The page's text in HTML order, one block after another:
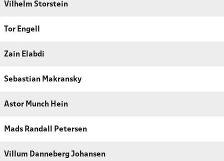
Vilhelm Storstein
Tor Engell
Zain Elabdi
Sebastian Makransky
Astor Munch Hein
Mads Randall Petersen
Villum Danneberg Johansen